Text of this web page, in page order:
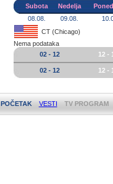
Subota Nedelja
08.08.
09.08.
CT (Chicago)
Nema podataka
02 - 12
12 -
02 - 12 12 -
POČETAK VESTI TV PROGRAM